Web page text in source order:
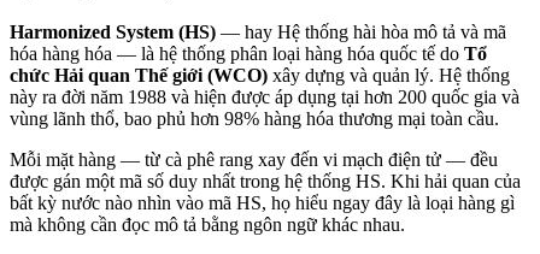
Harmonized System (HS) — hay Hệ thống hài hòa mô tả và mã
hóa hàng hóa — là hệ thống phân loại hàng hóa quốc tế do Tổ
chức Hải quan Thế giới (WCO) xây dựng và quản lý. Hệ thống
này ra đời năm 1988 và hiện được áp dụng tại hơn 200 quốc gia và
vùng lãnh thổ, bao phủ hơn 98% hàng hóa thương mại toàn cầu.
Mỗi mặt hàng — từ cà phê rang xay đến vi mạch điện tử — đều
được gán một mã số duy nhất trong hệ thống HS. Khi hải quan của
bất kỳ nước nào nhìn vào mã HS, họ hiểu ngay đây là loại hàng gì
mà không cần đọc mô tả bằng ngôn ngữ khác nhau.